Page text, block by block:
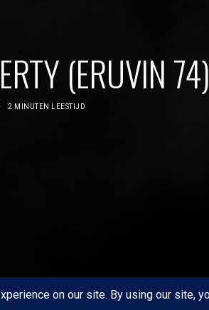
(ERUVIN 74)
2 MINUTEN LEESTIJD